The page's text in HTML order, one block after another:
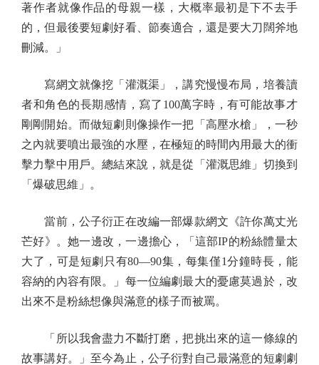
著作者就像作品的母親一樣，大概率最初是下不去手
的，但最後要短劇好看、節奏適合，還是要大刀闊斧地
刪減。」
寫網文就像挖「灌溉渠」，講究慢慢布局，培養讀
者和角色的長期感情，寫了100萬字時，有可能故事才
剛剛開始。而做短劇則像操作一把「高壓水槍」，一秒
之內就要噴出最強的水壓，在極短的時間內用最大的衝
擊力擊中用戶。總結來說，就是從「灌溉思維」切換到
「爆破思維」。
當前，公子衍正在改編一部爆款網文《許你萬丈光
芒好》。她一邊改，一邊擔心，「這部IP的粉絲體量太
大了，可是短劇只有80—90集，每集僅1分鐘時長，能
容納的內容有限。」每一位編劇最大的憂慮莫過於，改
出來不是粉絲想像與滿意的樣子而被罵。
「所以我會盡力不斷打磨，把挑出來的這一條線的
故事講好。」至今為止，公子衍對自己最滿意的短劇劇